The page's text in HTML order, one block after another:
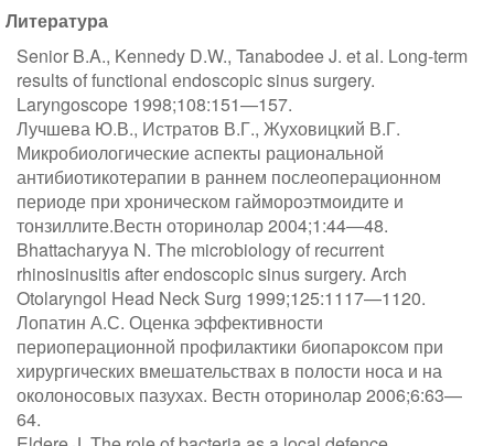
Литература
Senior B.A., Kennedy D.W., Tanabodee J. et al. Long-term
results of functional endoscopic sinus surgery.
Laryngoscope 1998;108:151—157.
Лучшева Ю.В., Истратов В.Г., Жуховицкий В.Г.
Микробиологические аспекты рациональной
антибиотикотерапии в раннем послеоперационном
периоде при хроническом гаймороэтмоидите и
тонзиллите.Вестн оторинолар 2004;1:44—48.
Bhattacharyya N. The microbiology of recurrent
rhinosinusitis after endoscopic sinus surgery. Arch
Otolaryngol Head Neck Surg 1999;125:1117—1120.
Лопатин А.С. Оценка эффективности
периоперационной профилактики биопароксом при
хирургических вмешательствах в полости носа и на
околоносовых пазухах. Вестн оторинолар 2006;6:63—
64.